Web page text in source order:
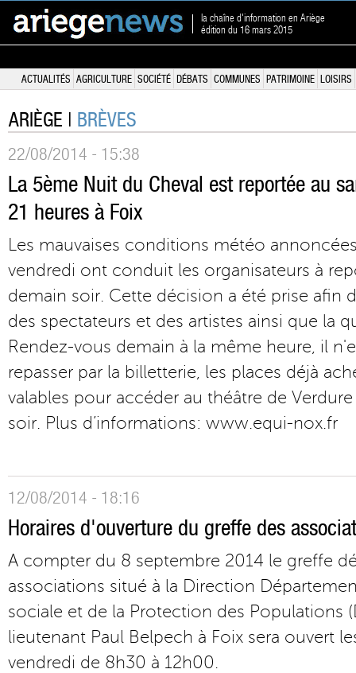
la chaîne d'information en Ariège
édition du 16 mars 2015
ACTUALITÉS AGRICULTURE SOCIÉTÉ DÉBATS COMMUNES PATRIMOINE LOISIRS
ARIÈGE | BRÈVES
22/08/2014 - 15:38
La 5ème Nuit du Cheval est reportée au
21 heures à Foix
Les mauvaises conditions météo
vendredi ont conduit les organisateurs à
demain soir. Cette décision a été prise afin
des spectateurs et des artistes ainsi que la
Rendez-vous demain à la même heure, il
repasser par la billetterie, les places déjà
valables pour accéder au théâtre de
soir. Plus d’informations: www.equi-nox.fr
12/08/2014 - 18:16
Horaires d'ouverture du greffe des
A compter du 8 septembre 2014 le greffe
associations situé à la Direction
sociale et de la Protection des Populations
lieutenant Paul Belpech à Foix sera ouvert
vendredi de 8h30 à 12h00.